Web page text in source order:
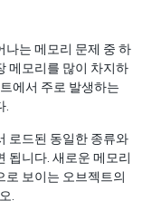
나는 메모리 문제 중 하
메모리를 많이 차지하
에서 주로 발생하는
.
로드된 동일한 종류와
됩니다. 새로운 메모리
로 보이는 오브젝트의
.